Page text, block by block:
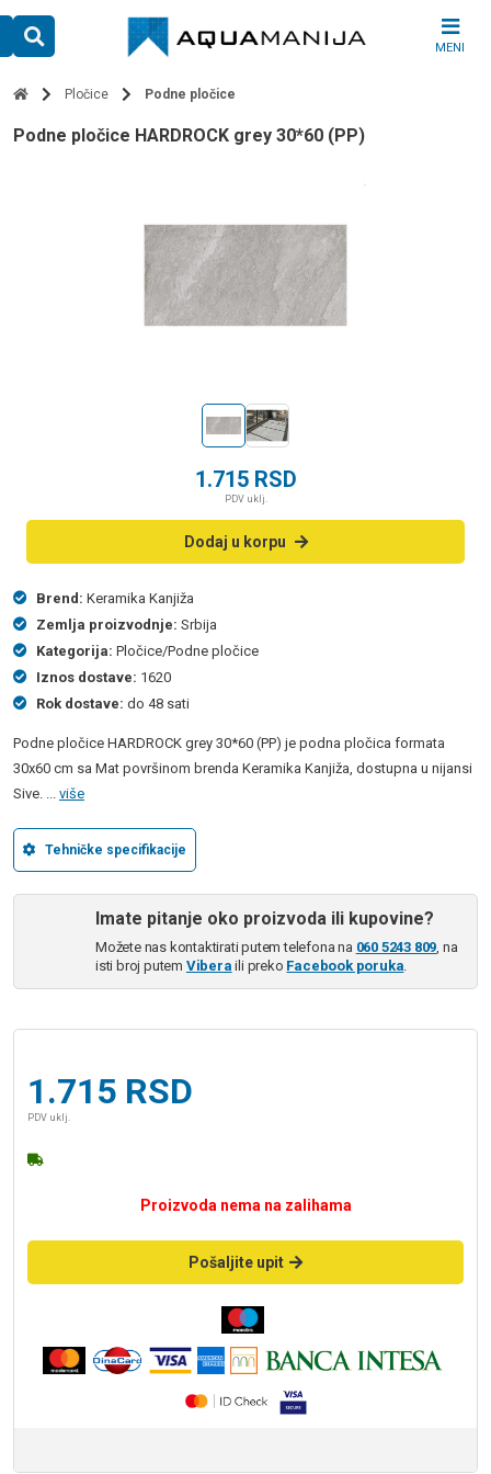
content
MENI
Pločice Podne pločice
Podne pločice HARDROCK grey 30*60 (PP)
1.715 RSD
PDV uklj.
Dodaj u korpu
Brend: Keramika Kanjiža
Zemlja proizvodnje: Srbija
Kategorija: Pločice/Podne pločice
Iznos dostave: 1620
Rok dostave: do 48 sati
Podne pločice HARDROCK grey 30*60 (PP) je podna pločica formata
30x60 cm sa Mat površinom brenda Keramika Kanjiža, dostupna u nijansi
Sive. ... više
Tehničke specifikacije
Imate pitanje oko proizvoda ili kupovine?
Možete nas kontaktirati putem telefona na 060 5243 809, na
isti broj putem Vibera ili preko Facebook poruka.
1.715 RSD
PDV uklj.
Proizvoda nema na zalihama
Pošaljite upit